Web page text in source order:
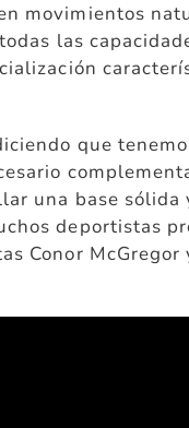
movimientos
las
que
una base
deportistas
Conor